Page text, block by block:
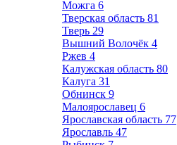
Можга 6
Тверская область 81
Тверь 29
Вышний Волочёк 4
Ржев 4
Калужская область 80
Калуга 31
Обнинск 9
Малоярославец 6
Ярославская область 77
Ярославль 47